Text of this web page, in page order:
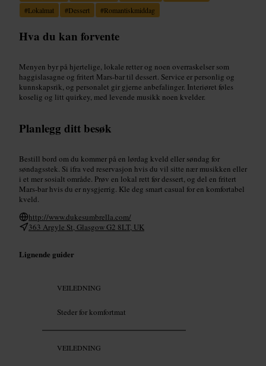
#Lokalmat #Dessert #Romantiskmiddag
Hva du kan forvente
Menyen byr på hjertelige, lokale retter og noen overraskelser som
haggislasagne og fritert Mars-bar til dessert. Service er personlig og
kunnskapsrik, og personalet gir gjerne anbefalinger. Interiøret føles
koselig og litt quirkey, med levende musikk noen kvelder.
Planlegg ditt besøk
Bestill bord om du kommer på en lørdag kveld eller søndag for
søndagsstek. Si ifra ved reservasjon hvis du vil sitte nær musikken eller
i et mer sosialt område. Prøv en lokal rett før dessert, og del en fritert
Mars-bar hvis du er nysgjerrig. Kle deg smart casual for en komfortabel
kveld.
http://www.dukesumbrella.com/
363 Argyle St, Glasgow G2 8LT, UK
Lignende guider
VEILEDNING
Steder for komfortmat
VEILEDNING